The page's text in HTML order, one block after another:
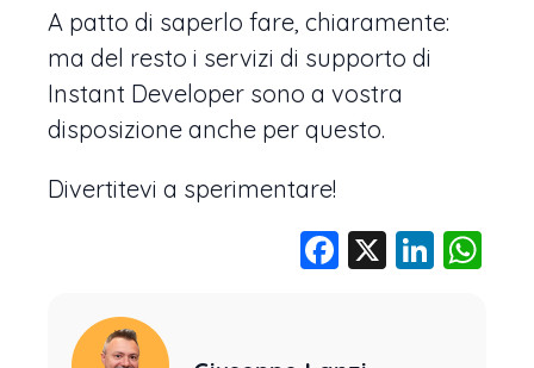
A patto di saperlo fare, chiaramente:
ma del resto i servizi di supporto di
Instant Developer sono a vostra
disposizione anche per questo.
Divertitevi a sperimentare!
Facebook
X